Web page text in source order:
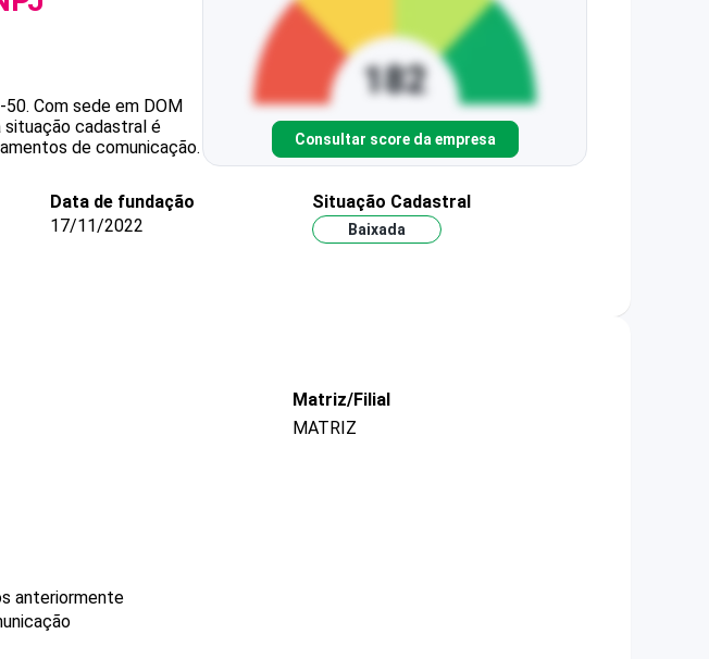
50. Com sede em DOM
situação cadastral é
de comunicação. Consultar score da empresa
Data de fundação
17/11/2022
Situação Cadastral
Baixada
Matriz/Filial
MATRIZ
anteriormente